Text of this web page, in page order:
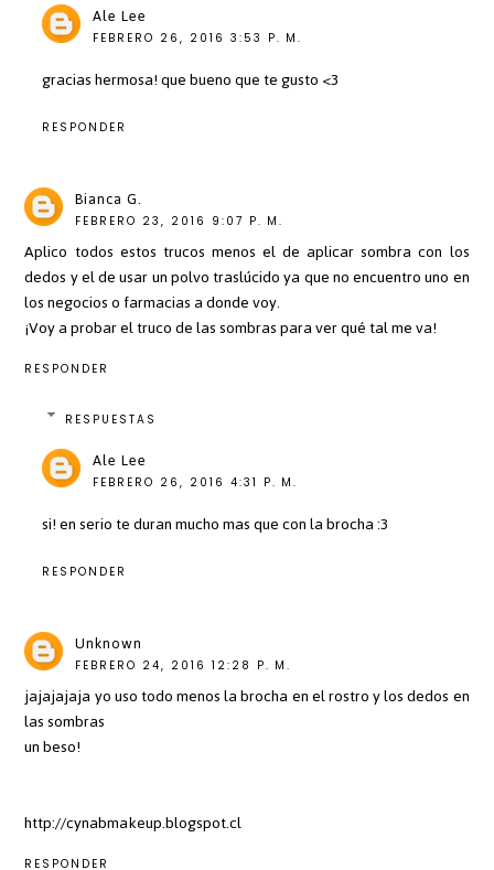
Ale Lee
FEBRERO 26, 2016 3:53 P. M.
gracias hermosa! que bueno que te gusto <3
RESPONDER
Bianca G.
FEBRERO 23, 2016 9:07 P. M.
Aplico todos estos trucos menos el de aplicar sombra con los
dedos y el de usar un polvo traslúcido ya que no encuentro uno en
los negocios o farmacias a donde voy.
¡Voy a probar el truco de las sombras para ver qué tal me va!
RESPONDER
RESPUESTAS
Ale Lee
FEBRERO 26, 2016 4:31 P. M.
si! en serio te duran mucho mas que con la brocha :3
RESPONDER
Unknown
FEBRERO 24, 2016 12:28 P. M.
jajajajaja yo uso todo menos la brocha en el rostro y los dedos en
las sombras
un beso!
http://cynabmakeup.blogspot.cl
RESPONDER